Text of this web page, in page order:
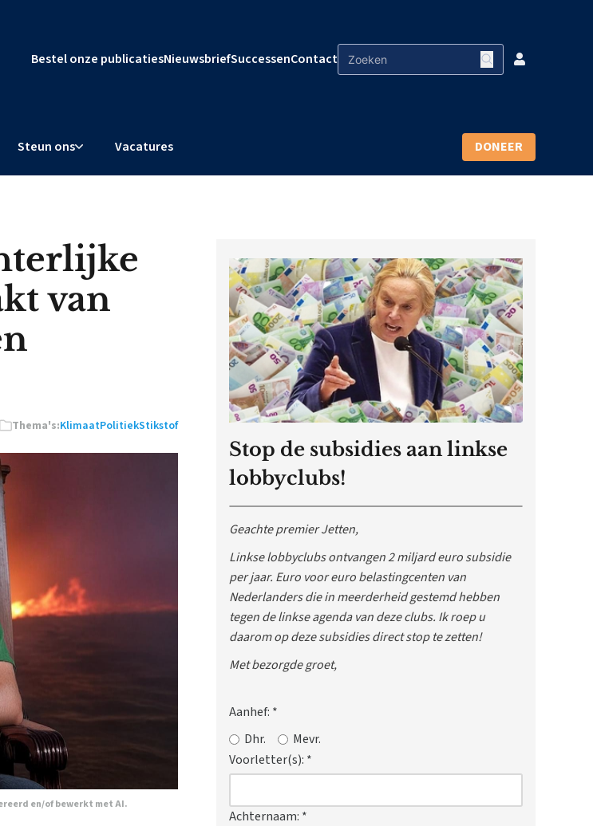
Bestel onze publicatiesNieuwsbriefSuccessenContact
Steun ons Vacatures DONEER
van
Thema's:KlimaatPolitiekStikstof
en/of bewerkt met AI.
Stop de subsidies aan linkse
lobbyclubs!
Geachte premier Jetten,
Linkse lobbyclubs ontvangen 2 miljard euro subsidie
per jaar. Euro voor euro belastingcenten van
Nederlanders die in meerderheid gestemd hebben
tegen de linkse agenda van deze clubs. Ik roep u
daarom op deze subsidies direct stop te zetten!
Met bezorgde groet,
Aanhef: *
Dhr.
Mevr.
Voorletter(s): *
Achternaam: *